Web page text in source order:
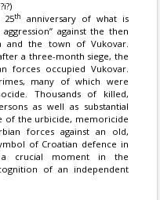
25th
anniversary of what is
against the then
and the town of Vukovar.
a three-month siege, the
forces occupied Vukovar.
many of which were
Thousands of killed,
as well as substantial
of the urbicide, memoricide
forces against an old,
of Croatian defence in
a crucial moment in the
of an independent